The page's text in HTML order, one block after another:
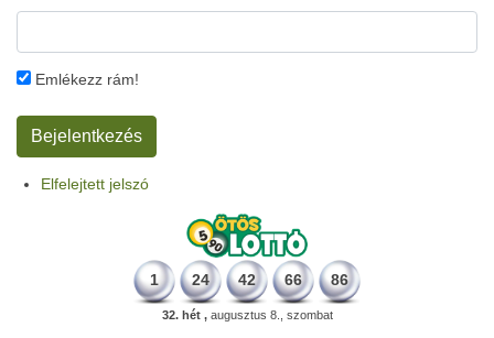
Emlékezz rám!
Elfelejtett jelszó
1 24 42 66 86
32. hét ,augusztus 8., szombat